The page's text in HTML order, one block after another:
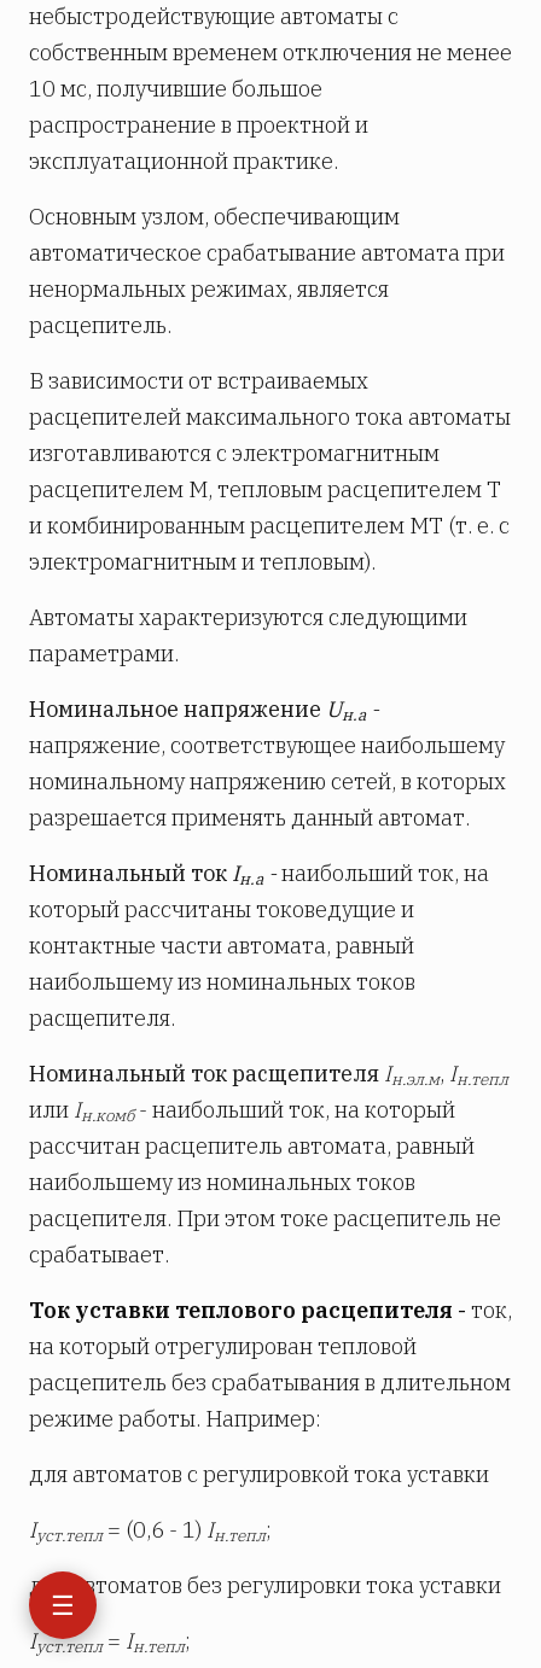
☰
небыстродействующие автоматы с
собственным временем отключения не менее
10 мс, получившие большое
распространение в проектной и
эксплуатационной практике.
Основным узлом, обеспечивающим
автоматическое срабатывание автомата при
ненормальных режимах, является
расцепитель.
В зависимости от встраиваемых
расцепителей максимального тока автоматы
изготавливаются с электромагнитным
расцепителем М, тепловым расцепителем Т
и комбинированным расцепителем МТ (т. е. с
электромагнитным и тепловым).
Автоматы характеризуются следующими
параметрами.
Номинальное напряжение Uн.а -
напряжение, соответствующее наибольшему
номинальному напряжению сетей, в которых
разрешается применять данный автомат.
Номинальный ток Iн.а-наибольший ток, на
который рассчитаны токоведущие и
контактные части автомата, равный
наибольшему из номинальных токов
расщепителя.
Номинальный ток расщепителя Iн.эл.м, Iн.тепл
или Iн.комб- наибольший ток, на который
рассчитан расцепитель автомата, равный
наибольшему из номинальных токов
расцепителя. При этом токе расцепитель не
срабатывает.
Ток уставки теплового расцепителя - ток,
на который отрегулирован тепловой
расцепитель без срабатывания в длительном
режиме работы. Например:
для автоматов с регулировкой тока уставки
Iуст.тепл= (0,6 - 1) Iн.тепл;
для автоматов без регулировки тока уставки
Iуст.тепл= Iн.тепл;